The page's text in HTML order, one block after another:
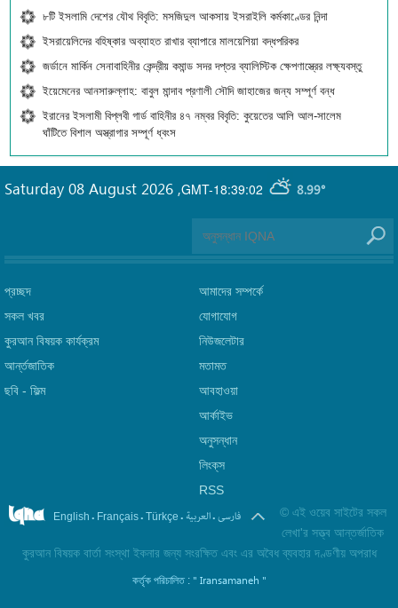
৮টি ইসলামি দেশের যৌথ বিবৃতি: মসজিদুল আকসায় ইসরাইলি কর্মকাণ্ডের নিন্দা
ইসরায়েলিদের বহিষ্কার অব্যাহত রাখার ব্যাপারে মালয়েশিয়া বদ্ধপরিকর
জর্ডানে মার্কিন সেনাবাহিনীর কেন্দ্রীয় কমান্ড সদর দপ্তর ব্যালিস্টিক ক্ষেপণাস্ত্রের লক্ষ্যবস্তু
ইয়েমেনের আনসারুল্লাহ: বাবুল মান্দাব প্রণালী সৌদি জাহাজের জন্য সম্পূর্ণ বন্ধ
ইরানের ইসলামী বিপ্লবী গার্ড বাহিনীর ৪৭ নম্বর বিবৃতি: কুয়েতের আলি আল-সালেম
ঘাঁটিতে বিশাল অস্ত্রাগার সম্পূর্ণ ধ্বংস
GMT-18:39:02 8.99°
Saturday 08 August 2026 ,
প্রচ্ছদ
সকল খবর
কুরআন বিষয়ক কার্যক্রম
আর্ন্তজাতিক
ছবি‎ - ফিল্ম
আমাদের সম্পর্কে
যোগাযোগ
নিউজলেটার
মতামত
আবহাওয়া
আর্কাইভ
অনুসন্ধান
লিংক্‌স
RSS
English . Français. Türkçe . العربیة.فارسی © এই ওয়েব সাইটের সকল
লেখা'র সত্ত্ব আন্তর্জাতিক
কুরআন বিষয়ক বার্তা সংস্থা ইকনার জন্য সংরক্ষিত এবং এর অবৈধ ব্যবহার দণ্ডণীয় অপরাধ
কর্তৃক পরিচালিত : " Iransamaneh "